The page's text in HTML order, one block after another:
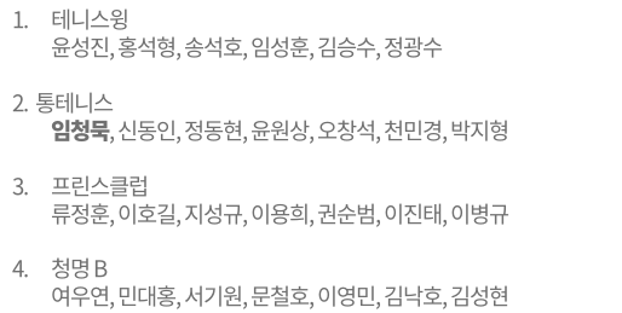
1.
테니스윙
윤성진, 홍석형, 송석호, 임성훈, 김승수, 정광수
2. 통테니스
임청묵, 신동인,정동현, 윤원상, 오창석, 천민경, 박지형
3.
프린스클럽
류정훈, 이호길, 지성규, 이용희, 권순범, 이진태, 이병규
4.
청명 B
여우연, 민대홍, 서기원, 문철호, 이영민, 김낙호, 김성현